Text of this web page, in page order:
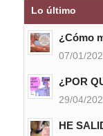
Lo último
¿Cómo
07/01/
¿POR
29/04/
HE